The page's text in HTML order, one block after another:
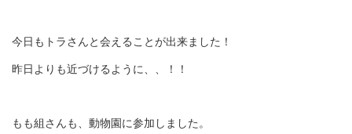
今日もトラさんと会えることが出来ました！
昨日よりも近づけるように、、！！
もも組さんも、動物園に参加しました。